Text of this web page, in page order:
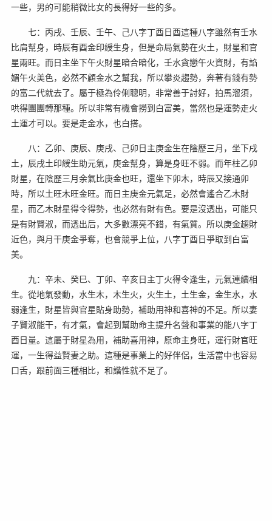
一些，男的可能稍微比女的長得好一些的多。
七：丙戌、壬辰、壬午、己八字丁酉日酉這種八字雖然有壬水
比肩幫身，時辰有酉金印綬生身，但是命局氣勢在火土，財星和官
星兩旺。而日主坐下午火財星暗合暗化，壬水貪戀午火資財，有諂
媚午火美色，必然不顧金水之幫我，所以攀炎趨勢，奔著有錢有勢
的富二代就去了。屬于極為伶俐聰明，非常善于討好，拍馬溜須，
哄得團團轉那種。所以非常有機會撈到白富美，當然也是運勢走火
土運才可以。要是走金水，也白搭。
八：乙卯、庚辰、庚戌、己卯日主庚金生在陰歷三月，坐下戌
土，辰戌土印綬生助元氣，庚金幫身，算是身旺不弱。而年柱乙卯
財星，在陰歷三月余氣比庚金也旺，還坐下卯木，時辰又接通卯
時，所以土旺木旺金旺。而日主庚金元氣足，必然會遙合乙木財
星，而乙木財星得令得勢，也必然有財有色。要是沒透出，可能只
是有財賢淑，而透出后，大多數漂亮不錯，有氣質。所以庚金趨財
近色，與月干庚金爭奪，也會競爭上位，八字丁酉日爭取到白富
美。
九：辛未、癸巳、丁卯、辛亥日主丁火得令逢生，元氣連續相
生。從地氣發動，水生木，木生火，火生土，土生金，金生水，水
弱逢生，財星皆與官星貼身助勢，補助用神和喜神的不足。所以妻
子賢淑能干，有才氣，會起到幫助命主提升名聲和事業的能八字丁
酉日量。這屬于財星為用，補助喜用神，原命主身旺，運行財官旺
運，一生得益賢妻之助。這種是事業上的好伴侶，生活當中也容易
口舌，跟前面三種相比，和諧性就不足了。